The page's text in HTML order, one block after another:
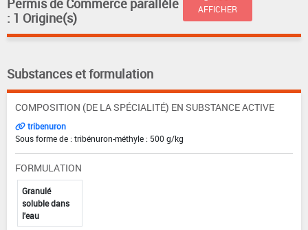
Permis de Commerce parallèle
: 1 Origine(s)
AFFICHER
Substances et formulation
COMPOSITION (DE LA SPÉCIALITÉ) EN SUBSTANCE ACTIVE
tribenuron
Sous forme de : tribénuron-méthyle : 500 g/kg
FORMULATION
Granulé
soluble dans
l'eau